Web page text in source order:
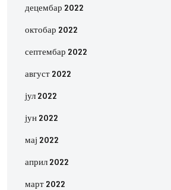
децембар 2022
октобар 2022
септембар 2022
август 2022
јул 2022
јун 2022
мај 2022
април 2022
март 2022